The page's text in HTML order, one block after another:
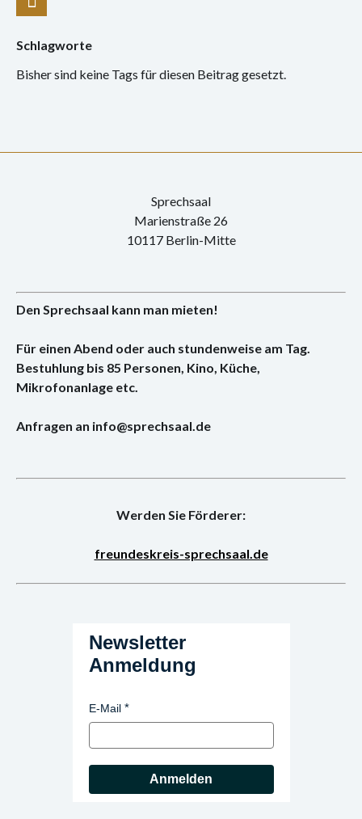
Schlagworte
Bisher sind keine Tags für diesen Beitrag gesetzt.
Sprechsaal
Marienstraße 26
10117 Berlin-Mitte
Den Sprechsaal kann man mieten!
Für einen Abend oder auch stundenweise am Tag.
Bestuhlung bis 85 Personen, Kino, Küche,
Mikrofonanlage etc.
Anfragen an info@sprechsaal.de
Werden Sie Förderer:
freundeskreis-sprechsaal.de
Newsletter
Anmeldung
E-Mail
Anmelden